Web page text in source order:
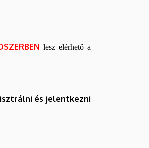
lesz elérhető a
és jelentkezni